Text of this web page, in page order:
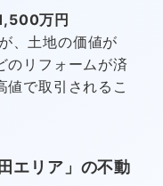
万円
、土地の価値が
のリフォームが済
値で取引されるこ
エリア」の不動